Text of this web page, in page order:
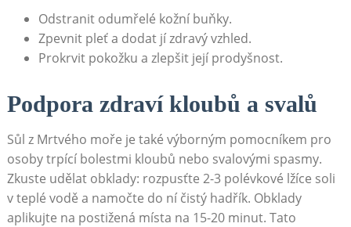
Odstranit odumřelé kožní buňky.
Zpevnit pleť ​a dodat jí ⁤zdravý vzhled.
Prokrvit pokožku a‍ zlepšit její prodyšnost.
Podpora zdraví ‍kloubů a svalů
Sůl ​z​ Mrtvého moře je‍ také⁣ výborným pomocníkem pro
‌osoby ⁣trpící ⁣bolestmi kloubů‍ nebo svalovými ⁣spasmy.
Zkuste udělat obklady: rozpusťte 2-3 polévkové lžíce soli⁣
v teplé vodě a namočte do‌ ní čistý hadřík. ⁤Obklady‌
aplikujte na ⁢postižená‌ místa na​ 15-20 minut. Tato